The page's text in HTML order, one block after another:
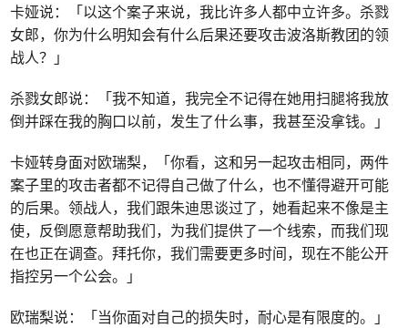
卡娅说：「以这个案子来说，我比许多人都中立许多。杀戮
女郎，你为什么明知会有什么后果还要攻击波洛斯教团的领
战人？」
杀戮女郎说：「我不知道，我完全不记得在她用扫腿将我放
倒并踩在我的胸口以前，发生了什么事，我甚至没拿钱。」
卡娅转身面对欧瑞梨，「你看，这和另一起攻击相同，两件
案子里的攻击者都不记得自己做了什么，也不懂得避开可能
的后果。领战人，我们跟朱迪思谈过了，她看起来不像是主
使，反倒愿意帮助我们，为我们提供了一个线索，而我们现
在也正在调查。拜托你，我们需要更多时间，现在不能公开
指控另一个公会。」
欧瑞梨说：「当你面对自己的损失时，耐心是有限度的。」